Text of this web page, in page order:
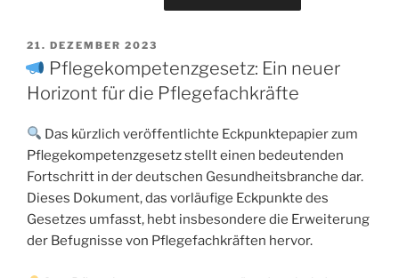
21. DEZEMBER 2023
Pflegekompetenzgesetz: Ein neuer
Horizont für die Pflegefachkräfte
Das kürzlich veröffentlichte Eckpunktepapier zum
Pflegekompetenzgesetz stellt einen bedeutenden
Fortschritt in der deutschen Gesundheitsbranche dar.
Dieses Dokument, das vorläufige Eckpunkte des
Gesetzes umfasst, hebt insbesondere die Erweiterung
der Befugnisse von Pflegefachkräften hervor.